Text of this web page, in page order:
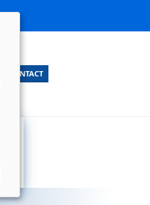
CONTACT